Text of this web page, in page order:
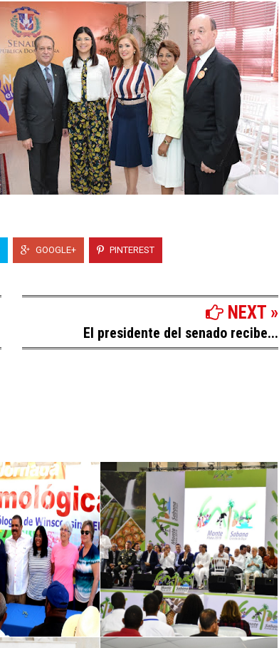
GOOGLE+ PINTEREST
NEXT »
El presidente del senado recibe...